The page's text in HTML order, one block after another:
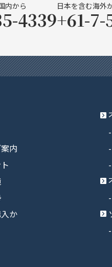
内から
4339
日本を含む海外
+61-
内
か